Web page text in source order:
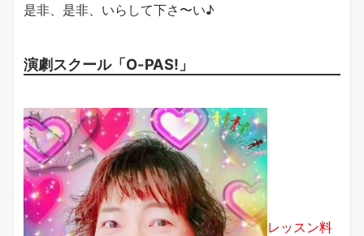
是非、是非、いらして下さ〜い♪
演劇スクール「O-PAS!」
レッスン料